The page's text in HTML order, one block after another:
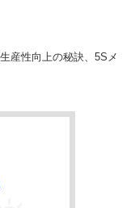
産性向上の秘訣、5Sメ